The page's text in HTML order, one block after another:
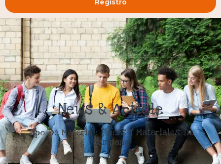
Registro
News & Article
Tipo De Material: Flyers Y Materiales De
Campaña